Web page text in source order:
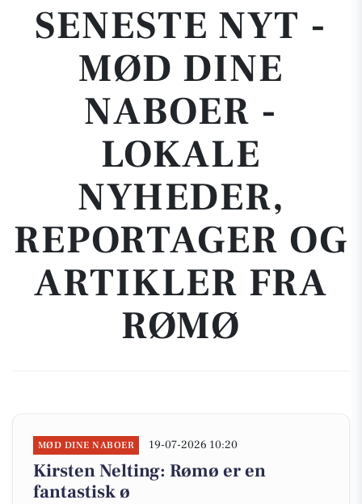
SENESTE NYT -
MØD DINE
NABOER -
LOKALE
NYHEDER,
REPORTAGER OG
ARTIKLER FRA
RØMØ
MØD DINE NABOER 19-07-2026 10:20
Kirsten Nelting: Rømø er en
fantastisk ø